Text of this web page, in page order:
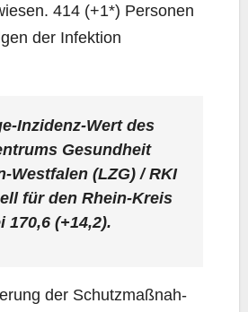
414 (+1*) Per­so­nen
der Infek­ti­on
Inzi­denz-Wert des
Gesund­heit
West­fa­len (LZG) / RKI
für den Rhein-Kreis
170,6 (+14,2).
der Schutz­maß­nah­